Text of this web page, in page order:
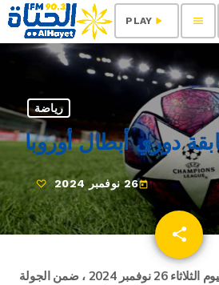
menu
play_arrow
PLAY
رياضة
دوري أبطال أوروبا
today26 نوفمبر 2024
share
email
في ما يلي برنامج مقابلات اليوم الثلاثاء 26 نوفمبر 2024 ، ضمن الجولة